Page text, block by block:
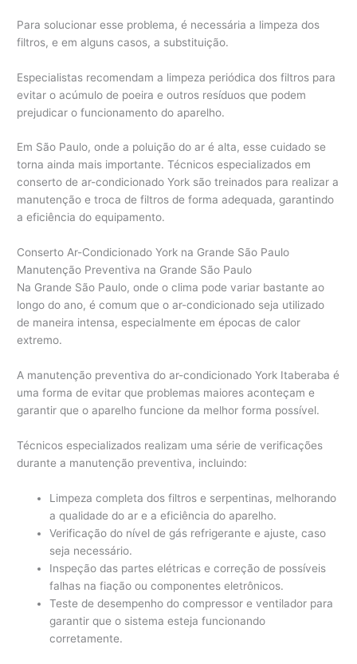
Para solucionar esse problema, é necessária a limpeza dos
filtros, e em alguns casos, a substituição.
Especialistas recomendam a limpeza periódica dos filtros para
evitar o acúmulo de poeira e outros resíduos que podem
prejudicar o funcionamento do aparelho.
Em São Paulo, onde a poluição do ar é alta, esse cuidado se
torna ainda mais importante. Técnicos especializados em
conserto de ar-condicionado York são treinados para realizar a
manutenção e troca de filtros de forma adequada, garantindo
a eficiência do equipamento.
Conserto Ar-Condicionado York na Grande São Paulo
Manutenção Preventiva na Grande São Paulo
Na Grande São Paulo, onde o clima pode variar bastante ao
longo do ano, é comum que o ar-condicionado seja utilizado
de maneira intensa, especialmente em épocas de calor
extremo.
A manutenção preventiva do ar-condicionado York Itaberaba é
uma forma de evitar que problemas maiores aconteçam e
garantir que o aparelho funcione da melhor forma possível.
Técnicos especializados realizam uma série de verificações
durante a manutenção preventiva, incluindo:
Limpeza completa dos filtros e serpentinas, melhorando
a qualidade do ar e a eficiência do aparelho.
Verificação do nível de gás refrigerante e ajuste, caso
seja necessário.
Inspeção das partes elétricas e correção de possíveis
falhas na fiação ou componentes eletrônicos.
Teste de desempenho do compressor e ventilador para
garantir que o sistema esteja funcionando
corretamente.